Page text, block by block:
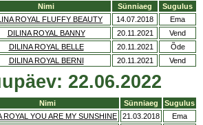
Nimi Sünniaeg
Sugulus
ROYAL FLUFFY BEAUTY 14.07.2018
Ema
DILINA ROYAL BANNY 20.11.2021
Vend
DILINA ROYAL BELLE 20.11.2021
Õde
DILINA ROYAL BERNI 20.11.2021 Vend
22.06.2022
Nimi Sünniaeg
Sugulus
ROYAL YOU ARE MY SUNSHINE 21.03.2018
Ema